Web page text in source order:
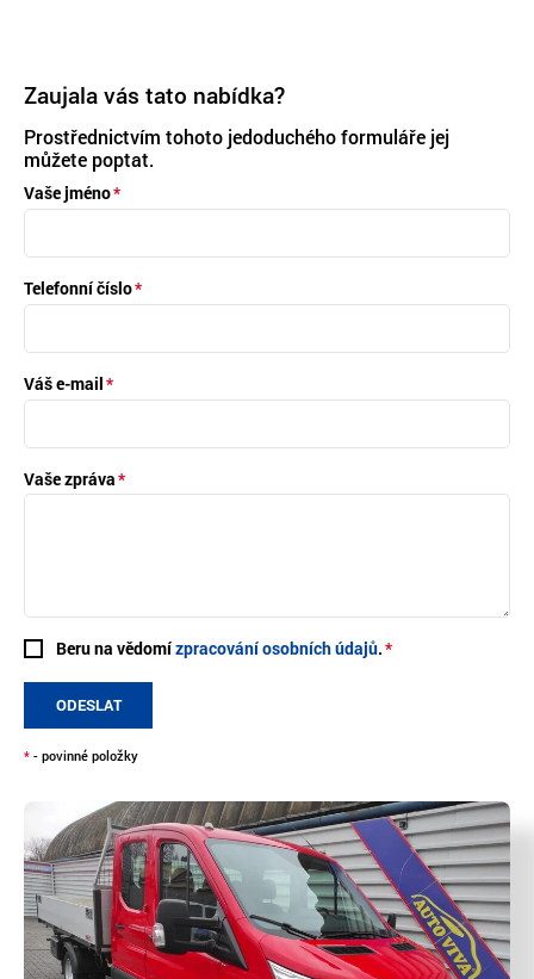
Zaujala vás tato nabídka?
Prostřednictvím tohoto jedoduchého formuláře jej
můžete poptat.
Vaše jméno
Telefonní číslo
Váš e-mail
Vaše zpráva
Beru na vědomízpracování osobních údajů.
ODESLAT
* - povinné položky